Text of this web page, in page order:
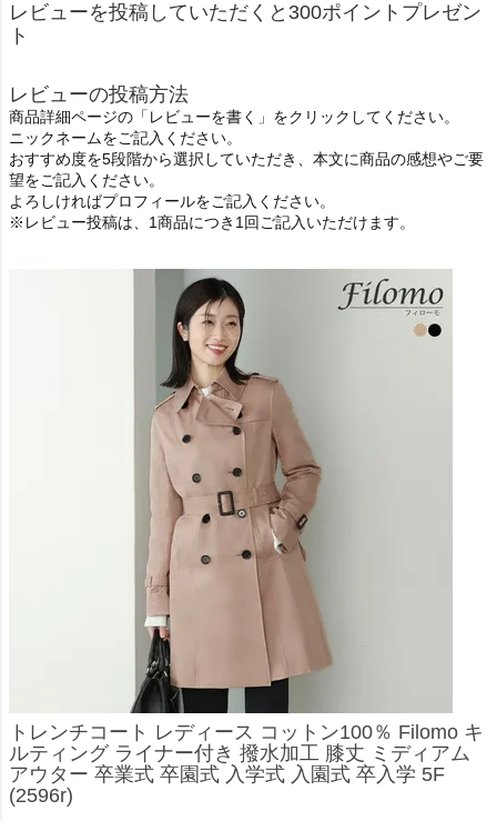
レビューを投稿していただくと300ポイントプレゼン
ト
レビューの投稿方法
商品詳細ページの「レビューを書く」をクリックしてください。
ニックネームをご記入ください。
おすすめ度を5段階から選択していただき、本文に商品の感想やご要
望をご記入ください。
よろしければプロフィールをご記入ください。
※レビュー投稿は、1商品につき1回ご記入いただけます。
トレンチコート レディース コットン100％ Filomo キ
ルティング ライナー付き 撥水加工 膝丈 ミディアム
アウター 卒業式 卒園式 入学式 入園式 卒入学 5F
(2596r)